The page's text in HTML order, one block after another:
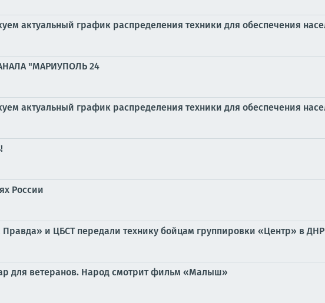
актуальный график распределения техники для обеспечения
"МАРИУПОЛЬ 24
актуальный график распределения техники для обеспечения
России
и ЦБСТ передали технику бойцам группировки «Центр» в ДНР
для ветеранов. Народ смотрит фильм «Малыш»